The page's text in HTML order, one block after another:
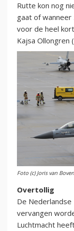
Rutte kon nog
gaat of
voor de heel
Kajsa Ollongren
Foto (c) Joris van Boven
Overtollig
De
vervangen
Luchtmacht